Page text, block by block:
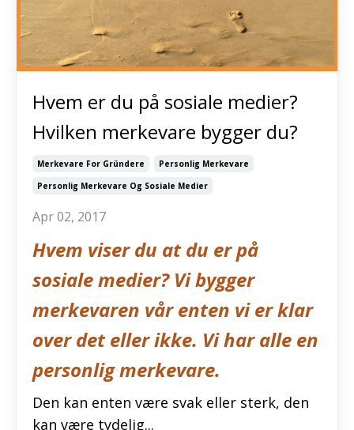
Hvem er du på sosiale medier?
Hvilken merkevare bygger du?
Merkevare For Gründere
Personlig Merkevare
Personlig Merkevare Og Sosiale Medier
Apr 02, 2017
Hvem viser du at du er på
sosiale medier? Vi bygger
merkevaren vår enten vi er klar
over det eller ikke. Vi har alle en
personlig merkevare.
Den kan enten være svak eller sterk, den
kan være tydelig...